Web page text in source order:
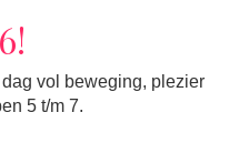
vol beweging, plezier
5 t/m 7.